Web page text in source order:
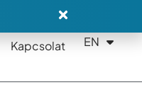
Kapcsolat EN
DE